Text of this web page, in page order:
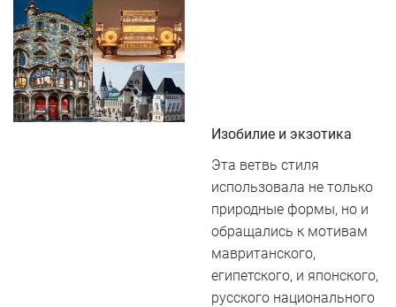
Изобилие и экзотика
Эта ветвь стиля
использовала не только
природные формы, но и
обращались к мотивам
мавританского,
египетского, и японского,
русского национального